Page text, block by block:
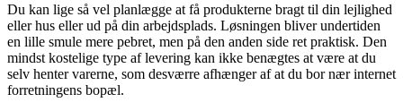
Du kan lige så vel planlægge at få produkterne bragt til din lejlighed
eller hus eller ud på din arbejdsplads. Løsningen bliver undertiden
en lille smule mere pebret, men på den anden side ret praktisk. Den
mindst kostelige type af levering kan ikke benægtes at være at du
selv henter varerne, som desværre afhænger af at du bor nær internet
forretningens bopæl.